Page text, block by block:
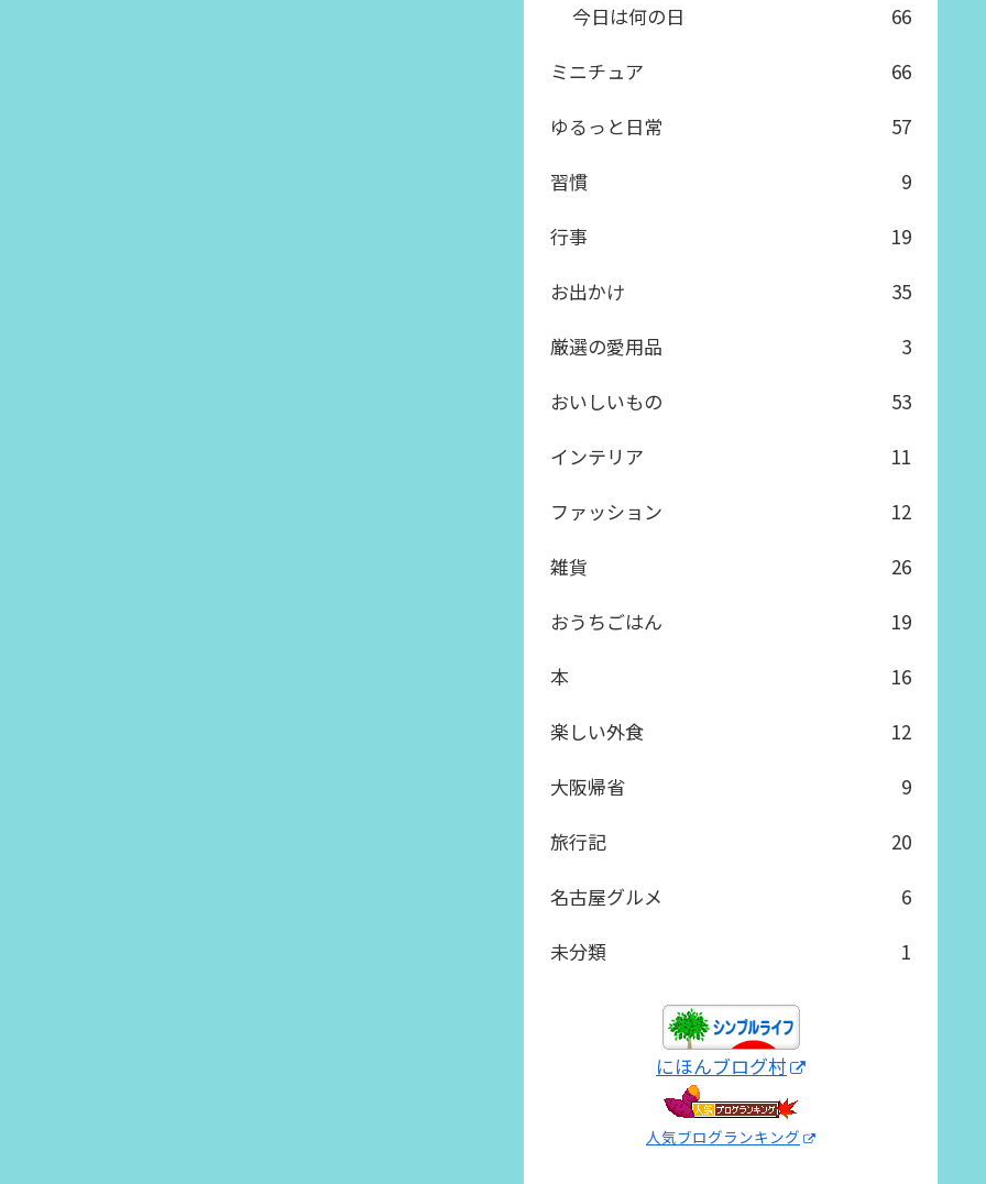
今日は何の日
66
ミニチュア
66
ゆるっと日常
57
習慣
9
行事
19
お出かけ
35
厳選の愛用品
3
おいしいもの
53
インテリア
11
ファッション
12
雑貨
26
おうちごはん
19
本
16
楽しい外食
12
大阪帰省
9
旅行記
20
名古屋グルメ
6
未分類
1
にほんブログ村
人気ブログランキング